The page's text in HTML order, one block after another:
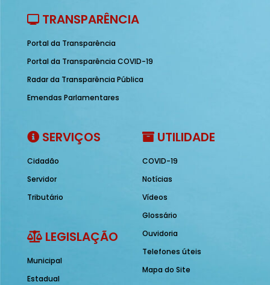
TRANSPARÊNCIA
Portal da Transparência
Portal da Transparência COVID-19
Radar da Transparência Pública
Emendas Parlamentares
SERVIÇOS
Cidadão
Servidor
Tributário
LEGISLAÇÃO
Municipal
Estadual
UTILIDADE
COVID-19
Notícias
Vídeos
Glossário
Ouvidoria
Telefones úteis
Mapa do Site